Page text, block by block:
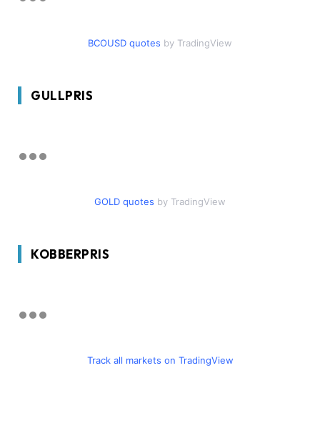
BCOUSD quotes by TradingView
GULLPRIS
GOLD quotes by TradingView
KOBBERPRIS
Track all markets on TradingView